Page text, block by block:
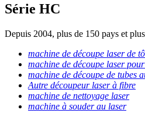
Série HC
Depuis 2004, plus de 150 pays et
machine de découpe laser de
machine de découpe laser
machine de découpe de tubes
Autre découpeur laser à fibre
machine de nettoyage laser
machine à souder au laser